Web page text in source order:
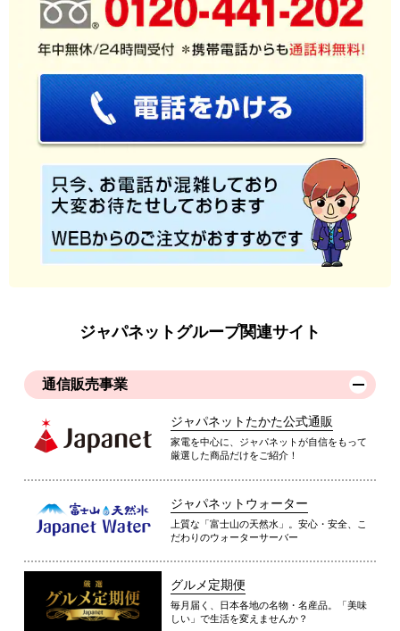
ジャパネットグループ関連サイト
通信販売事業
ジャパネットたかた公式通販
家電を中心に、ジャパネットが自信をもって
厳選した商品だけをご紹介！
ジャパネットウォーター
上質な「富士山の天然水」。安心・安全、こ
だわりのウォーターサーバー
グルメ定期便
毎月届く、日本各地の名物・名産品。「美味
しい」で生活を変えませんか？